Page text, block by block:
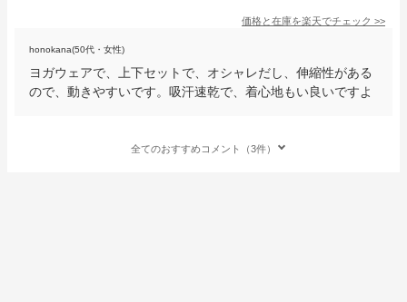
価格と在庫を楽天でチェック >>
honokana(50代・女性)
ヨガウェアで、上下セットで、オシャレだし、伸縮性がある
ので、動きやすいです。吸汗速乾で、着心地もい良いですよ
全てのおすすめコメント（3件）